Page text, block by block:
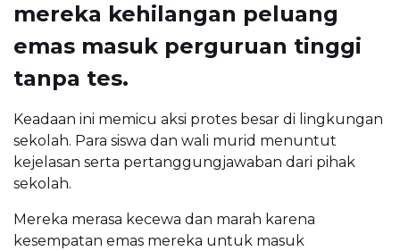
mereka kehilangan peluang
emas masuk perguruan tinggi
tanpa tes.
Keadaan ini memicu aksi protes besar di lingkungan
sekolah. Para siswa dan wali murid menuntut
kejelasan serta pertanggungjawaban dari pihak
sekolah.
Mereka merasa kecewa dan marah karena
kesempatan emas mereka untuk masuk